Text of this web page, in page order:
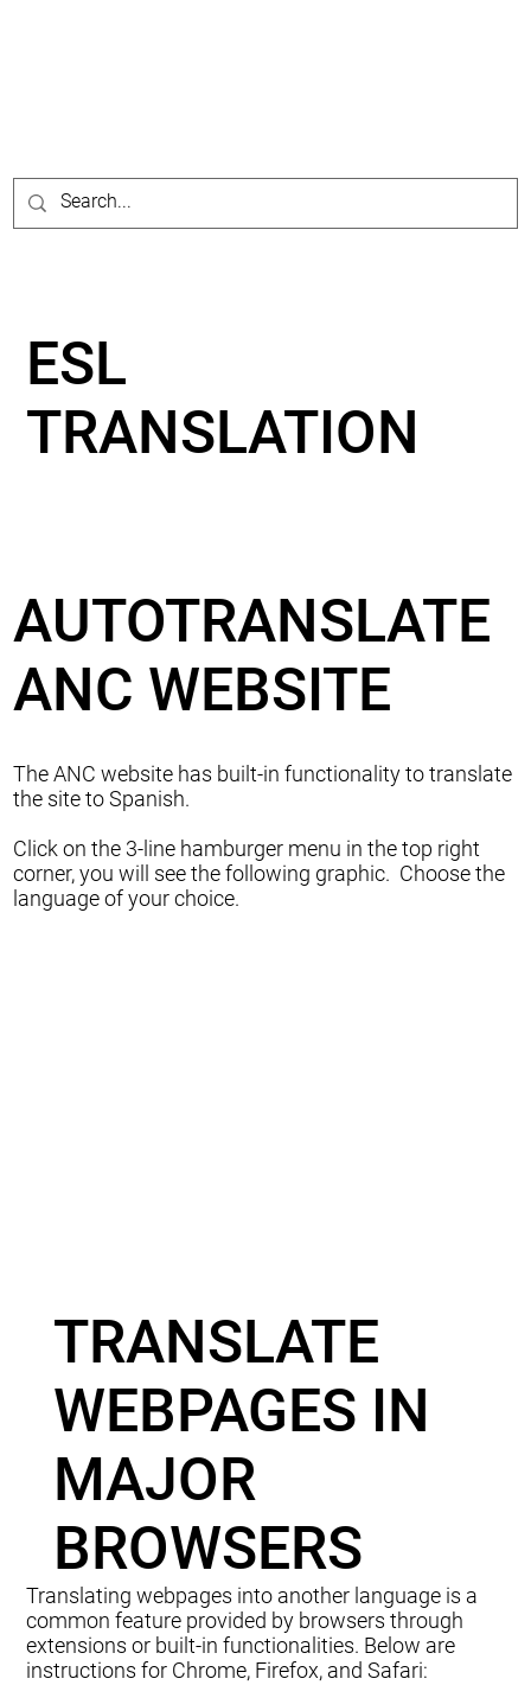
ESL
TRANSLATION
AUTOTRANSLATE
ANC WEBSITE
The ANC website has built-in functionality to translate
the site to Spanish.
Click on the 3-line hamburger menu in the top right
corner, you will see the following graphic. Choose the
language of your choice.
TRANSLATE
WEBPAGES IN
MAJOR
BROWSERS
Translating webpages into another language is a
common feature provided by browsers through
extensions or built-in functionalities. Below are
instructions for Chrome, Firefox, and Safari: